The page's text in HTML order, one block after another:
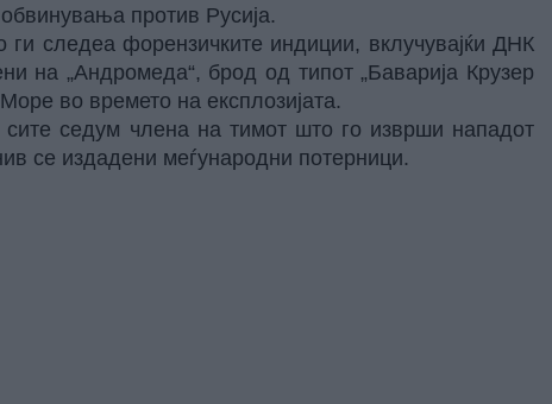
против Русија.
ги следеа форензичките индиции, вклучувајќи ДНК
на „Андромеда“, брод од типот „Баварија Крузер
во времето на експлозијата.
сите седум члена на тимот што го изврши нападот
се издадени меѓународни потерници.